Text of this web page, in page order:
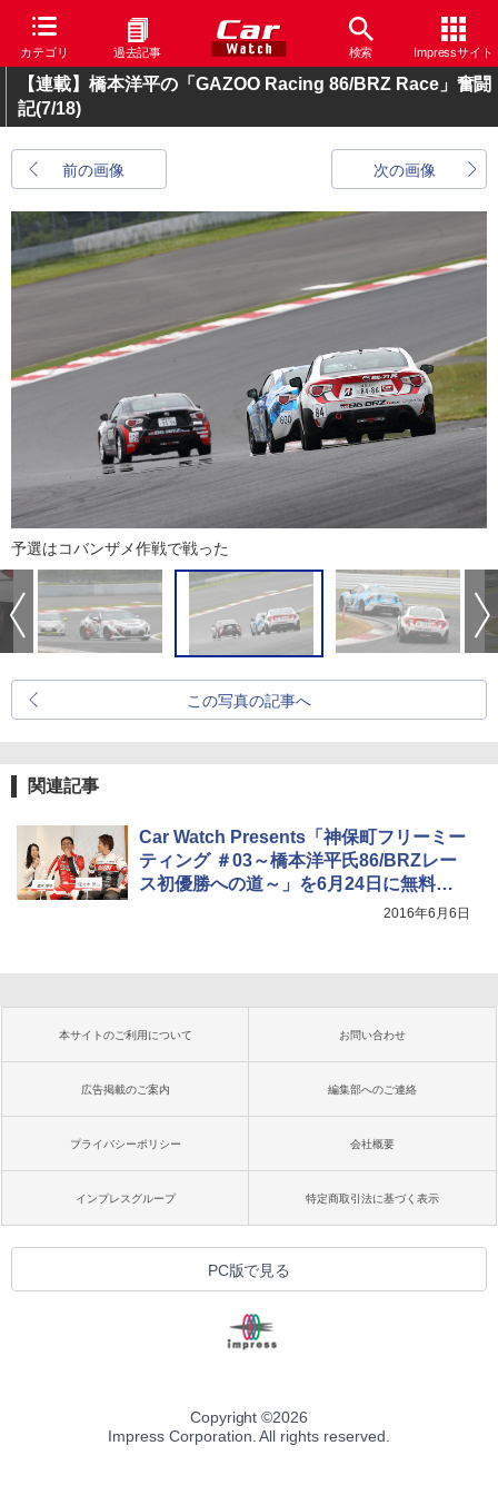
カテゴリ 過去記事 検索 Impressサイト
【連載】橋本洋平の「GAZOO Racing 86/BRZ Race」奮闘
記(7/18)
前の画像 次の画像
予選はコバンザメ作戦で戦った
この写真の記事へ
関連記事
Car Watch Presents「神保町フリーミー
ティング ＃03～橋本洋平氏86/BRZレー
ス初優勝への道～」を6月24日に無料開
2016年6月6日
本サイトのご利用について お問い合わせ
広告掲載のご案内 編集部へのご連絡
プライバシーポリシー 会社概要
インプレスグループ 特定商取引法に基づく表示
PC版で見る
Copyright ©2026
Impress Corporation. All rights reserved.